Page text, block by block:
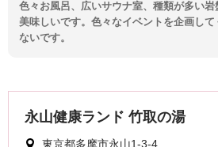
色々お風呂、広いサウナ室、種類が多い
美味しいです。色々なイベントを企画し
ないです。